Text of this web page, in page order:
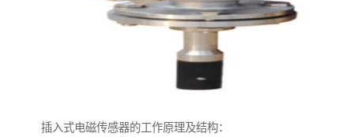
插入式电磁传感器的工作原理及结构：